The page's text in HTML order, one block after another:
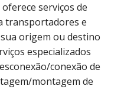
serviços de
transportadores e
origem ou destino
especializados
conexão de
montagem de